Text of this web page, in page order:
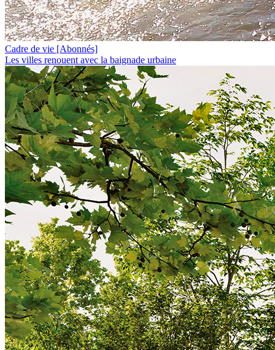
Cadre de vie [Abonnés]
Les villes renouent avec la baignade urbaine